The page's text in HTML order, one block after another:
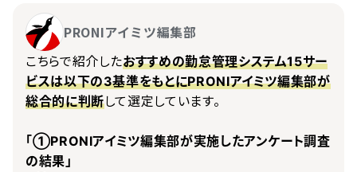
PRONIアイミツ編集部
こちらで紹介したおすすめの勤怠管理システム15サー
ビスは以下の3基準をもとにPRONIアイミツ編集部が
総合的に判断して選定しています。
「①PRONIアイミツ編集部が実施したアンケート調査
の結果」